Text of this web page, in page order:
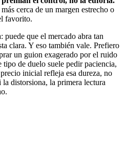
cerca de un margen estrecho o
favorito.
puede que el mercado abra tan
clara. Y eso también vale. Prefiero
un guion exagerado por el ruido
tipo de duelo suele pedir paciencia,
inicial refleja esa dureza, no
distorsiona, la primera lectura